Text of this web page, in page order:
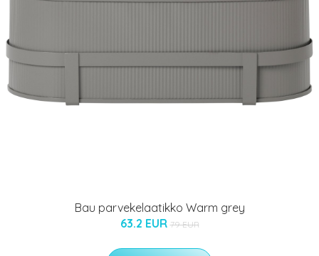
Bau parvekelaatikko Warm grey
63.2 EUR 79 EUR